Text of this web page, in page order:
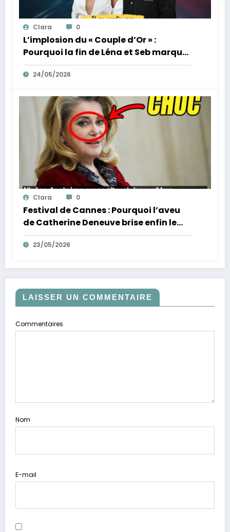
Clara 0
L’implosion du « Couple d’Or » :
Pourquoi la fin de Léna et Seb marque
la fin de l’innocence sur YouTube
24/05/2026
Clara 0
Festival de Cannes : Pourquoi l’aveu
de Catherine Deneuve brise enfin le
mythe de la Croisette
23/05/2026
LAISSER UN COMMENTAIRE
Commentaires
Nom
E-mail